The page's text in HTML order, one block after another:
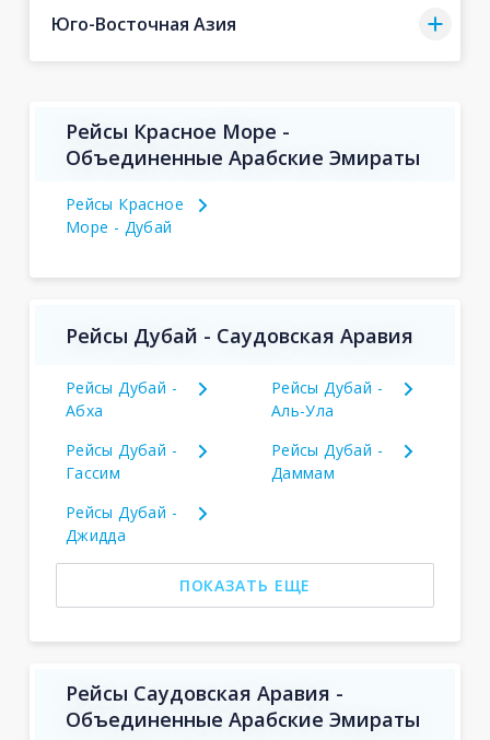
Юго-Восточная Азия
Рейсы Красное Море -
Объединенные Арабские Эмираты
Рейсы Красное
Море - Дубай
Рейсы Дубай - Саудовская Аравия
Рейсы Дубай -
Абха
Рейсы Дубай -
Аль-Ула
Рейсы Дубай -
Гассим
Рейсы Дубай -
Даммам
Рейсы Дубай -
Джидда
ПОКАЗАТЬ ЕЩЕ
Рейсы Саудовская Аравия -
Объединенные Арабские Эмираты